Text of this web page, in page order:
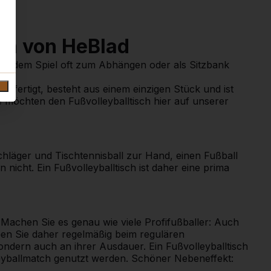
von HeBlad
dem Spiel oft zum Abhängen oder als Sitzbank
besteht aus einem einzigen Stück und ist
den Fußvolleyballtisch hier auf unserer
und Tischtennisball zur Hand, einen Fußball
nicht. Ein Fußvolleyballtisch ist daher eine prima
Sie es genau wie viele Profifußballer: Auch
Sie daher regelmäßig beim regulären
auch an ihrer Ausdauer. Ein Fußvolleyballtisch
genutzt werden. Schöner Nebeneffekt: